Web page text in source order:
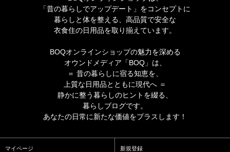
「昔の暮らしでアップデート」をコンセプトに
暮らしと体を整える、高品質で安全な
衣食住の日用品を取り揃えています。
BOQオンラインショップの魅力を深める
オウンドメディア「BOQ」は、
＝ 昔の暮らしに宿る知恵を、
上質な日用品とともに現代へ ＝
静かに整う暮らしのヒントを綴る、
暮らしブログです。
あなたの日常に新たな価値をプラスします！
マイページ 新規登録